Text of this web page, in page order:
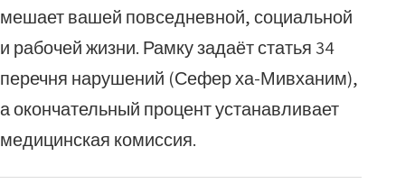
мешает вашей повседневной, социальной
и рабочей жизни. Рамку задаёт статья 34
перечня нарушений (Сефер ха-Мивханим),
а окончательный процент устанавливает
медицинская комиссия.